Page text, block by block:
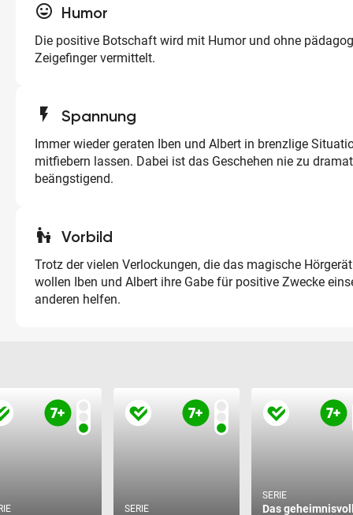
tag_faces Humor
Die positive Botschaft wird mit Humor und ohne
Zeigefinger vermittelt.
flash_on Spannung
Immer wieder geraten Iben und Albert in brenzlige
mitfiebern lassen. Dabei ist das Geschehen nie zu
beängstigend.
escalator_warning Vorbild
Trotz der vielen Verlockungen, die das magische
wollen Iben und Albert ihre Gabe für positive Zwecke
anderen helfen.
SERIE
SERIE
Das